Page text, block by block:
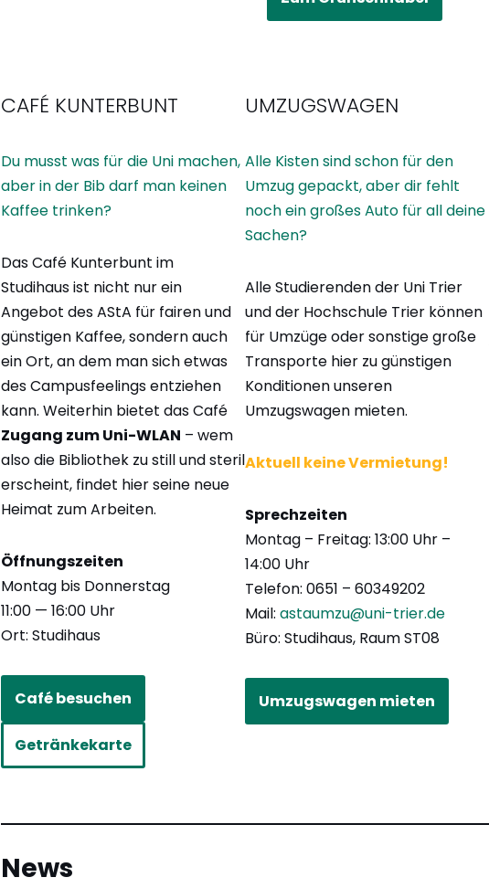
CAFÉ KUNTERBUNT
Du musst was für die Uni machen,
aber in der Bib darf man keinen
Kaffee trinken?
Das Café Kunterbunt im
Studihaus ist nicht nur ein
Angebot des AStA für fairen und
günstigen Kaffee, sondern auch
ein Ort, an dem man sich etwas
des Campusfeelings entziehen
kann. Weiterhin bietet das Café
Zugang zum Uni-WLAN – wem
also die Bibliothek zu still und steril
erscheint, findet hier seine neue
Heimat zum Arbeiten.
Öffnungszeiten
Montag bis Donnerstag
11:00 — 16:00 Uhr
Ort: Studihaus
Café besuchen
Getränkekarte
UMZUGSWAGEN
Alle Kisten sind schon für den
Umzug gepackt, aber dir fehlt
noch ein großes Auto für all deine
Sachen?
Alle Studierenden der Uni Trier
und der Hochschule Trier können
für Umzüge oder sonstige große
Transporte hier zu günstigen
Konditionen unseren
Umzugswagen mieten.
Aktuell keine Vermietung!
Sprechzeiten
Montag – Freitag: 13:00 Uhr –
14:00 Uhr
Telefon: 0651 – 60349202
Mail:astaumzu@uni-trier.de
Büro: Studihaus, Raum ST08
Umzugswagen mieten
News